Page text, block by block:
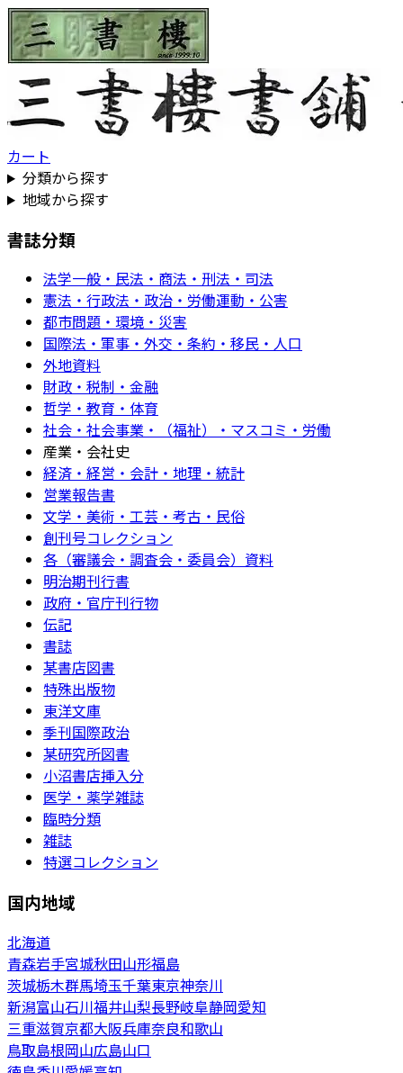
カート
分類から探す
地域から探す
書誌分類
法学一般・民法・商法・刑法・司法
憲法・行政法・政治・労働運動・公害
都市問題・環境・災害
国際法・軍事・外交・条約・移民・人口
外地資料
財政・税制・金融
哲学・教育・体育
社会・社会事業・（福祉）・マスコミ・労働
産業・会社史
経済・経営・会計・地理・統計
営業報告書
文学・美術・工芸・考古・民俗
創刊号コレクション
各（審議会・調査会・委員会）資料
明治期刊行書
政府・官庁刊行物
伝記
書誌
某書店図書
特殊出版物
東洋文庫
季刊国際政治
某研究所図書
小沼書店挿入分
医学・薬学雑誌
臨時分類
雑誌
特選コレクション
国内地域
北海道
青森岩手宮城秋田山形福島
茨城栃木群馬埼玉千葉東京神奈川
新潟富山石川福井山梨長野岐阜静岡愛知
三重滋賀京都大阪兵庫奈良和歌山
鳥取島根岡山広島山口